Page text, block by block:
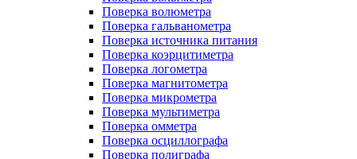
Поверка волюметра
Поверка гальванометра
Поверка источника питания
Поверка коэрцитиметра
Поверка логометра
Поверка магнитометра
Поверка микрометра
Поверка мультиметра
Поверка омметра
Поверка осциллографа
Поверка полиграфа